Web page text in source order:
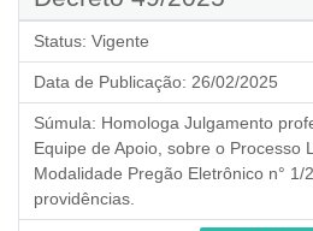
Status: Vigente
Data de Publicação: 26/02/2025
Súmula: Homologa Julgamento
Equipe de Apoio, sobre o Processo
Modalidade Pregão Eletrônico n° 1/
providências.